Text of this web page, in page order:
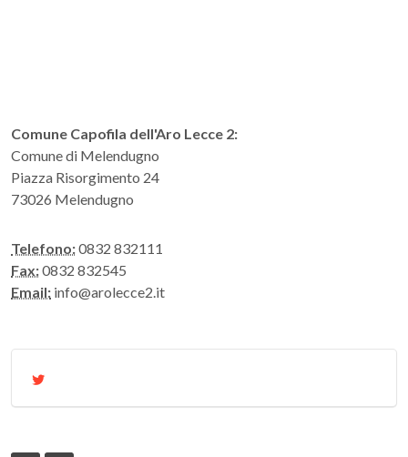
Comune Capofila dell'Aro Lecce 2:
Comune di Melendugno
Piazza Risorgimento 24
73026 Melendugno
Telefono:0832 832111
Fax:0832 832545
Email: info@arolecce2.it